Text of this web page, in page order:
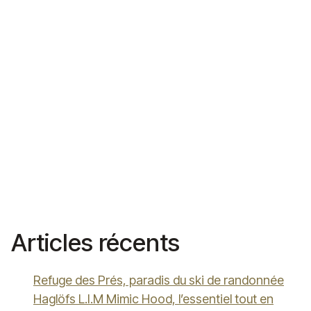
Articles récents
Refuge des Prés, paradis du ski de randonnée
Haglöfs L.I.M Mimic Hood, l’essentiel tout en